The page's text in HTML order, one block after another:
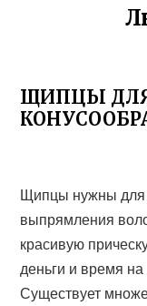
ЩИПЦЫ ДЛЯ
Щипцы нужны для
выпрямления
красивую
деньги и время на
Существует